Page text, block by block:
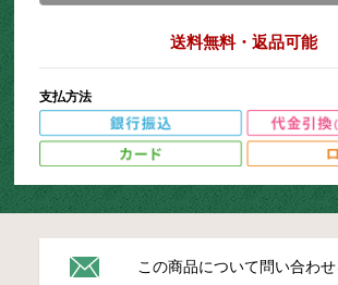
送料無料・返品可能
支払方法
この商品について問い合わせ